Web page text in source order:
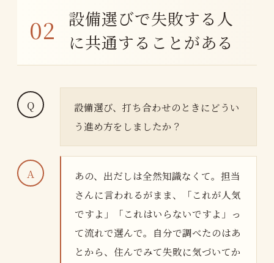
設備選びで失敗する人
に共通することがある
設備選び、打ち合わせのときにどうい
う進め方をしましたか？
あの、出だしは全然知識なくて。担当
さんに言われるがまま、「これが人気
ですよ」「これはいらないですよ」っ
て流れで選んで。自分で調べたのはあ
とから、住んでみて失敗に気づいてか